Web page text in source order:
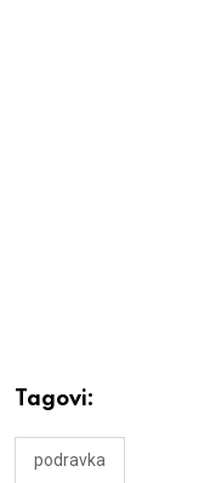
Tagovi:
podravka